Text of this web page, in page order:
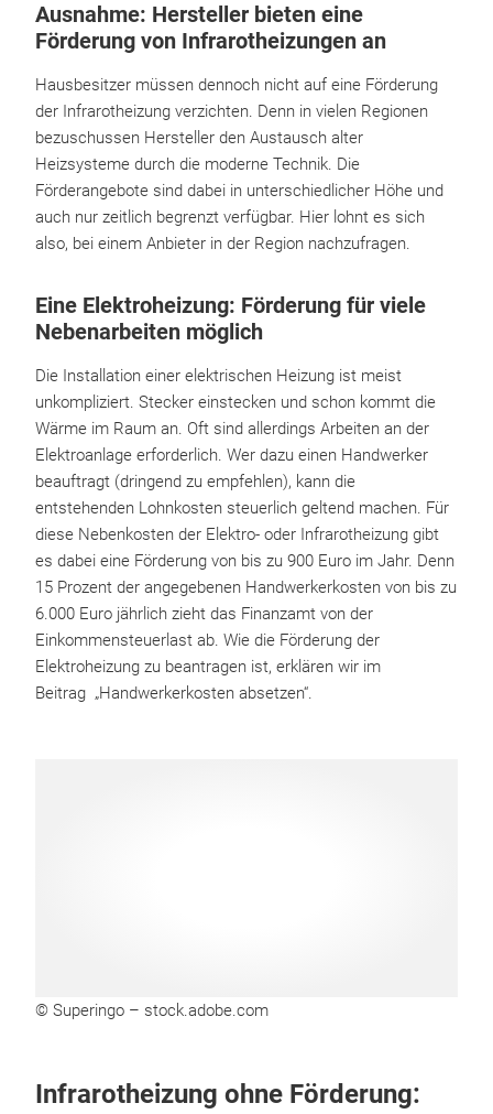
Ausnahme: Hersteller bieten eine
Förderung von Infrarotheizungen an
Hausbesitzer müssen dennoch nicht auf eine Förderung
der Infrarotheizung verzichten. Denn in vielen Regionen
bezuschussen Hersteller den Austausch alter
Heizsysteme durch die moderne Technik. Die
Förderangebote sind dabei in unterschiedlicher Höhe und
auch nur zeitlich begrenzt verfügbar. Hier lohnt es sich
also, bei einem Anbieter in der Region nachzufragen.
Eine Elektroheizung: Förderung für viele
Nebenarbeiten möglich
Die Installation einer elektrischen Heizung ist meist
unkompliziert. Stecker einstecken und schon kommt die
Wärme im Raum an. Oft sind allerdings Arbeiten an der
Elektroanlage erforderlich. Wer dazu einen Handwerker
beauftragt (dringend zu empfehlen), kann die
entstehenden Lohnkosten steuerlich geltend machen. Für
diese Nebenkosten der Elektro- oder Infrarotheizung gibt
es dabei eine Förderung von bis zu 900 Euro im Jahr. Denn
15 Prozent der angegebenen Handwerkerkosten von bis zu
6.000 Euro jährlich zieht das Finanzamt von der
Einkommensteuerlast ab. Wie die Förderung der
Elektroheizung zu beantragen ist, erklären wir im
Beitrag „Handwerkerkosten absetzen“.
© Superingo – stock.adobe.com
Infrarotheizung ohne Förderung: